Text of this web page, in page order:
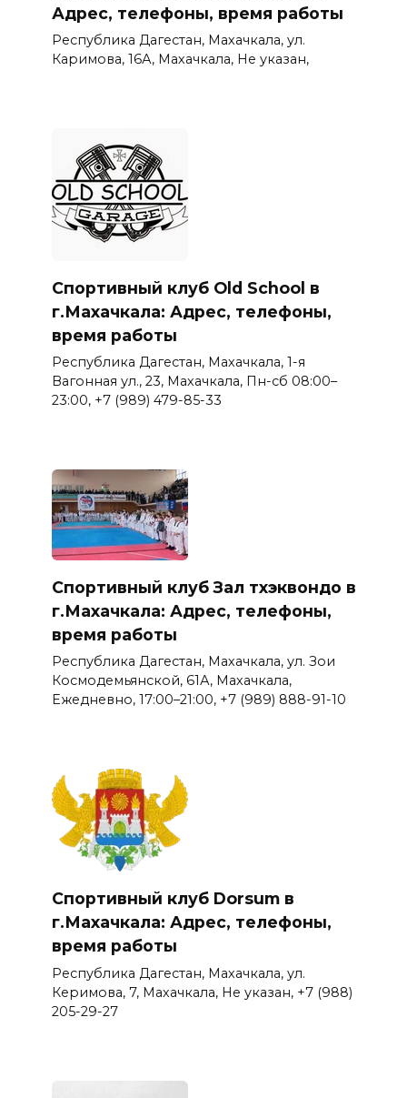
Адрес, телефоны, время работы
Республика Дагестан, Махачкала, ул.
Каримова, 16А, Махачкала, Не указан,
Спортивный клуб Old School в
г.Махачкала: Адрес, телефоны,
время работы
Республика Дагестан, Махачкала, 1-я
Вагонная ул., 23, Махачкала, Пн-сб 08:00–
23:00, +7 (989) 479-85-33
Спортивный клуб Зал тхэквондо в
г.Махачкала: Адрес, телефоны,
время работы
Республика Дагестан, Махачкала, ул. Зои
Космодемьянской, 61А, Махачкала,
Ежедневно, 17:00–21:00, +7 (989) 888-91-10
Спортивный клуб Dorsum в
г.Махачкала: Адрес, телефоны,
время работы
Республика Дагестан, Махачкала, ул.
Керимова, 7, Махачкала, Не указан, +7 (988)
205-29-27